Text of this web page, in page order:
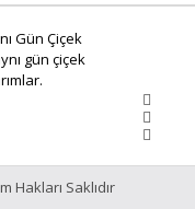
Gün Çiçek
gün çiçek
Hakları Saklıdır